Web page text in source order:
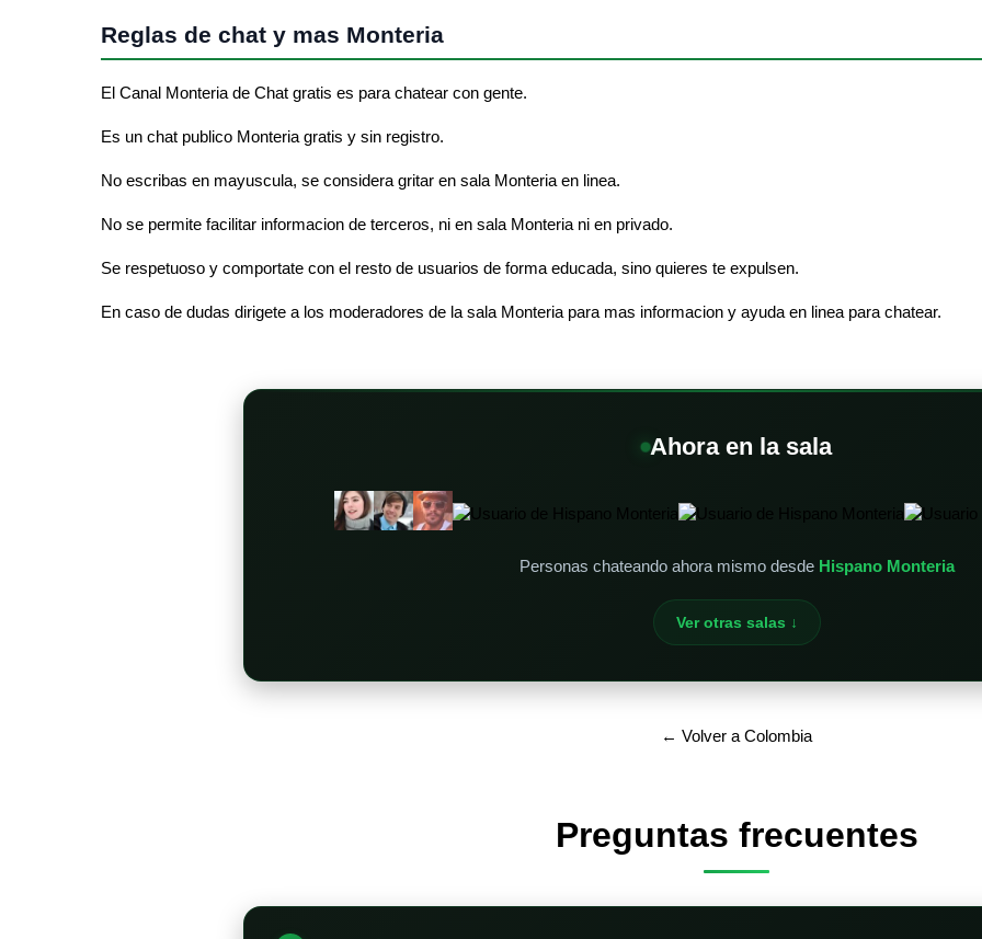
Reglas de chat y mas Monteria
El Canal Monteria de Chat gratis es para chatear con gente.
Es un chat publico Monteria gratis y sin registro.
No escribas en mayuscula, se considera gritar en sala Monteria en linea.
No se permite facilitar informacion de terceros, ni en sala Monteria ni en privado.
Se respetuoso y comportate con el resto de usuarios de forma educada, sino quieres te expulsen.
En caso de dudas dirigete a los moderadores de la sala Monteria para mas informacion y ayuda en linea para chatear.
Ahora en la sala
Personas chateando ahora mismo desde Hispano Monteria
Ver otras salas ↓
← Volver a Colombia
Preguntas frecuentes